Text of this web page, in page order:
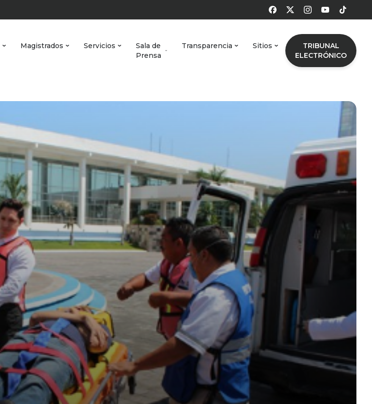
Magistrados Servicios
Sala de
Prensa
Transparencia Sitios
TRIBUNAL
ELECTRÓNICO